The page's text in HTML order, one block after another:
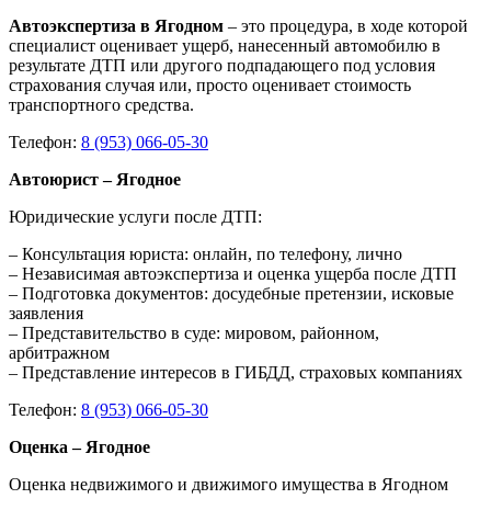
Автоэкспертиза в Ягодном – это процедура, в ходе которой
специалист оценивает ущерб, нанесенный автомобилю в
результате ДТП или другого подпадающего под условия
страхования случая или, просто оценивает стоимость
транспортного средства.
Телефон: 8 (953) 066-05-30
Автоюрист – Ягодное
Юридические услуги после ДТП:
– Консультация юриста: онлайн, по телефону, лично
– Независимая автоэкспертиза и оценка ущерба после ДТП
– Подготовка документов: досудебные претензии, исковые
заявления
– Представительство в суде: мировом, районном,
арбитражном
– Представление интересов в ГИБДД, страховых компаниях
Телефон: 8 (953) 066-05-30
Оценка – Ягодное
Оценка недвижимого и движимого имущества в Ягодном